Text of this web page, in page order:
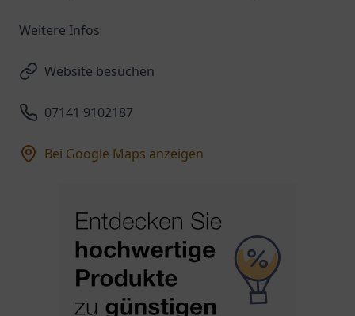
Weitere Infos
Website besuchen
07141 9102187
Bei Google Maps anzeigen